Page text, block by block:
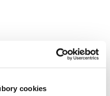
cookiesdopojenia na